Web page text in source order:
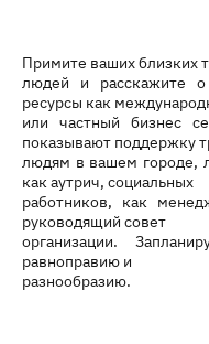
Примите ваших близких
людей и расскажите
ресурсы как
или частный бизнес
показывают поддержку
людям в вашем городе,
как аутрич, социальных
работников, как
руководящий совет
организации.
равноправию и
разнообразию.